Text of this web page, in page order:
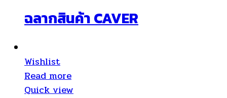
ฉลากสินค้า CAVER
Wishlist
Read more
Quick view